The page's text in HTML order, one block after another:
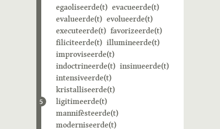
5
egaoliseerde(t) evacueerde(t)
evalueerde(t) evolueerde(t)
executeerde(t) favorizeerde(t)
filiciteerde(t) illumineerde(t)
improviseerde(t)
indoctrineerde(t) insinueerde(t)
intensiveerde(t)
kristalliseerde(t)
ligitimeerde(t)
mannifèsteerde(t)
moderniseerde(t)